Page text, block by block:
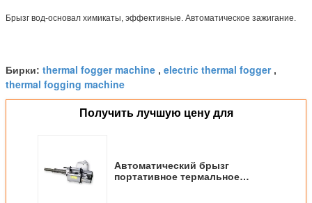
Брызг вод-основал химикаты, эффективные. Автоматическое зажигание.
Бирки: thermal fogger machine , electric thermal fogger,
thermal fogging machine
Получить лучшую цену для
Автоматический брызг
портативное термальное